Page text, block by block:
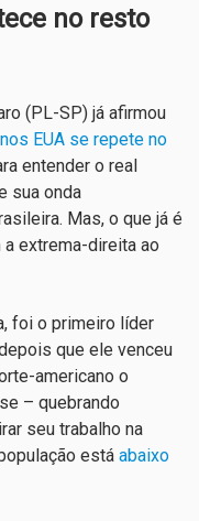
no resto
(PL-SP) já afirmou
EUA se repete no
entender o real
sua onda
Mas, o que já é
extrema-direita ao
foi o primeiro líder
que ele venceu
americano o
– quebrando
seu trabalho na
está abaixo